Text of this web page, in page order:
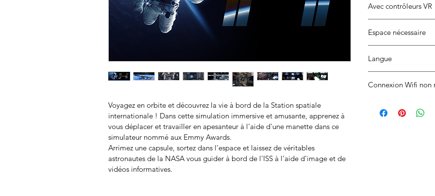
Voyagez en orbite et découvrez la vie à bord de la Station spatiale
internationale ! Dans cette simulation immersive et amusante, apprenez à
vous déplacer et travailler en apesanteur à l'aide d'une manette dans ce
simulateur nommé aux Emmy Awards.
Arrimez une capsule, sortez dans l'espace et laissez de véritables
astronautes de la NASA vous guider à bord de l'ISS à l'aide d'image et de
vidéos informatives.
Oculus Go
Avec contrôleurs VR
Espace nécessaire
Langue
Connexion Wifi non